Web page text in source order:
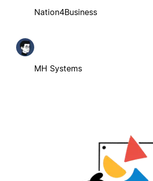
Nation4Business
MH Systems